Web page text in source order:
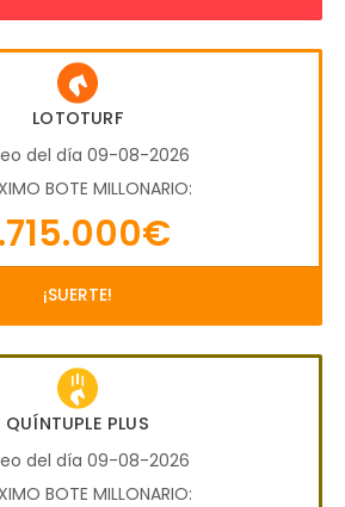
LOTOTURF
del día 09-08-2026
BOTE MILLONARIO:
¡SUERTE!
QUÍNTUPLE PLUS
del día 09-08-2026
BOTE MILLONARIO: